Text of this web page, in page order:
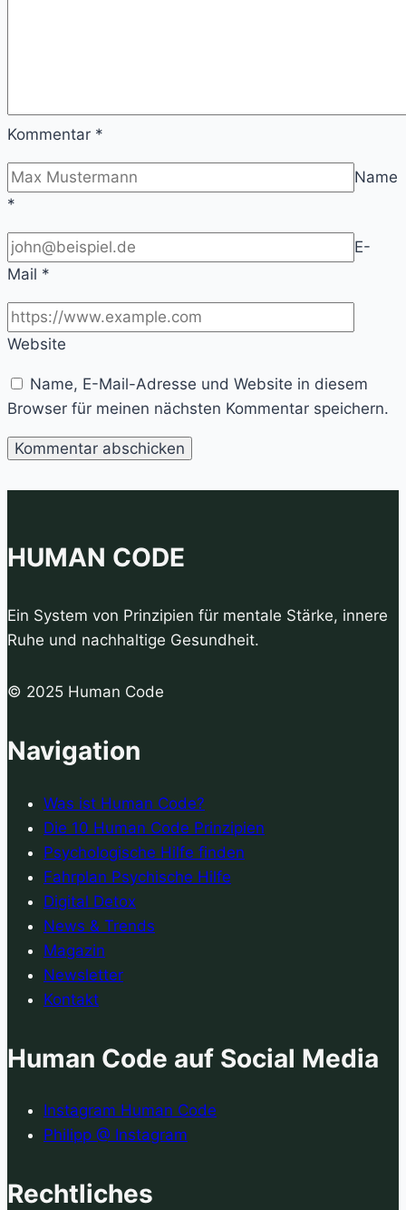
Kommentar *
Name
*
E-
Mail *
Website
Name, E-Mail-Adresse und Website in diesem
Browser für meinen nächsten Kommentar speichern.
HUMAN CODE
Ein System von Prinzipien für mentale Stärke, innere
Ruhe und nachhaltige Gesundheit.
© 2025 Human Code
Navigation
Was ist Human Code?
Die 10 Human Code Prinzipien
Psychologische Hilfe finden
Fahrplan Psychische Hilfe
Digital Detox
News & Trends
Magazin
Newsletter
Kontakt
Human Code auf Social Media
Instagram Human Code
Philipp @ Instagram
Rechtliches